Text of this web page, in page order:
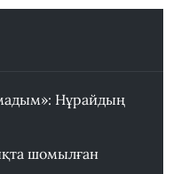
Нұрайдың
шомылған